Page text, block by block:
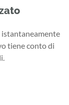
istantaneamente
tiene conto di